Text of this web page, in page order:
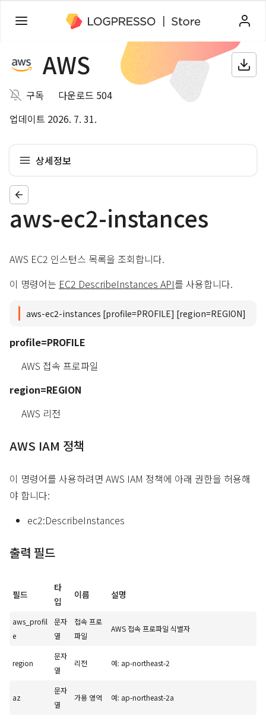
AWS
구독
다운로드 504
업데이트 2026. 7. 31.
상세정보
aws-ec2-instances
AWS EC2 인스턴스 목록을 조회합니다.
이 명령어는 EC2 DescribeInstances API를 사용합니다.
aws-ec2-instances [profile=PROFILE] [region=REGION]
profile=PROFILE
AWS 접속 프로파일
region=REGION
AWS 리전
AWS IAM 정책
이 명령어를 사용하려면 AWS IAM 정책에 아래 권한을 허용해
야 합니다:
ec2:DescribeInstances
출력 필드
필드
타
입
이름 설명
aws_profil
e
문자
열
접속 프로
파일
AWS 접속 프로파일 식별자
region
문자
열
리전 예: ap-northeast-2
az
문자
열
가용 영역 예: ap-northeast-2a